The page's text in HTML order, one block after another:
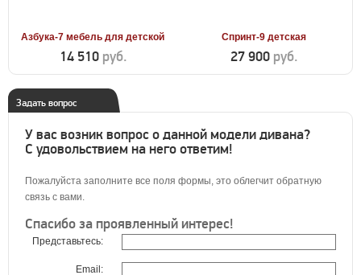
Азбука-7 мебель для детской
14 510 руб.
Спринт-9 детская
27 900 руб.
Задать вопрос
У вас возник вопрос о данной модели дивана?
С удовольствием на него ответим!
Пожалуйста заполните все поля формы, это облегчит обратную
связь с вами.
Спасибо за проявленный интерес!
Представьтесь:
Email: